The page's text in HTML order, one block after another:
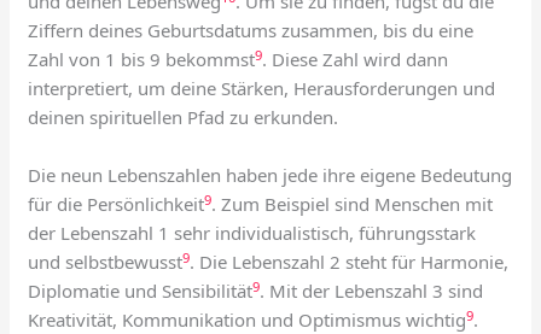
Ziffern deines Geburtsdatums zusammen, bis du eine
Zahl von 1 bis 9 bekommst9. Diese Zahl wird dann
interpretiert, um deine Stärken, Herausforderungen und
deinen spirituellen Pfad zu erkunden.
Die neun Lebenszahlen haben jede ihre eigene Bedeutung
für die Persönlichkeit9. Zum Beispiel sind Menschen mit
der Lebenszahl 1 sehr individualistisch, führungsstark
und selbstbewusst9. Die Lebenszahl 2 steht für Harmonie,
Diplomatie und Sensibilität9. Mit der Lebenszahl 3 sind
Kreativität, Kommunikation und Optimismus wichtig9.